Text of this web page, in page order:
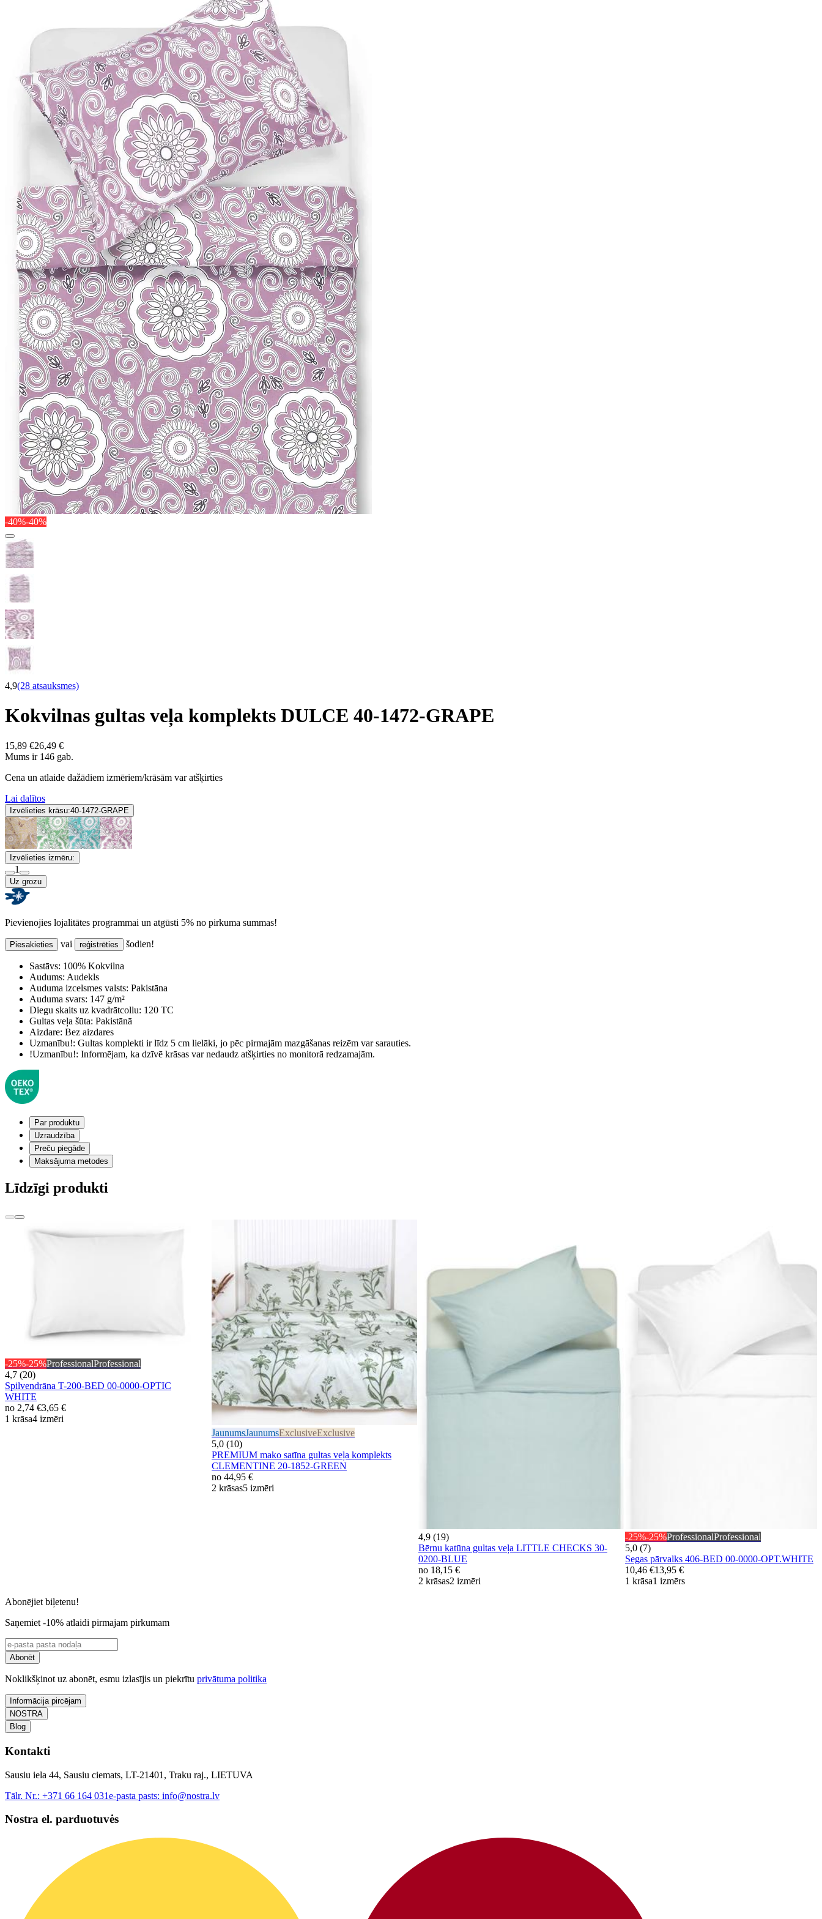
-40%-40%
4,9(28 atsauksmes)
Kokvilnas gultas veļa komplekts DULCE 40-1472-GRAPE
15,89 €26,49 €
Mums ir 146 gab.
Cena un atlaide dažādiem izmēriem/krāsām var atšķirties
Lai dalītos
Izvēlieties krāsu:40-1472-GRAPE
Izvēlieties izmēru:
1
Uz grozu
Pievienojies lojalitātes programmai un atgūsti 5% no pirkuma summas!
Piesakieties vai reģistrēties šodien!
Sastāvs: 100% Kokvilna
Audums: Audekls
Auduma izcelsmes valsts: Pakistāna
Auduma svars: 147 g/m²
Diegu skaits uz kvadrātcollu: 120 TC
Gultas veļa šūta: Pakistānā
Aizdare: Bez aizdares
Uzmanību!: Gultas komplekti ir līdz 5 cm lielāki, jo pēc pirmajām mazgāšanas reizēm var sarauties.
!Uzmanību!: Informējam, ka dzīvē krāsas var nedaudz atšķirties no monitorā redzamajām.
Par produktu
Uzraudzība
Preču piegāde
Maksājuma metodes
Līdzīgi produkti
-25%-25%ProfessionalProfessional
4,7 (20)
Spilvendrāna T-200-BED 00-0000-OPTIC
WHITE
no 2,74 €3,65 €
1 krāsa4 izmēri
JaunumsJaunumsExclusiveExclusive
5,0 (10)
PREMIUM mako satīna gultas veļa komplekts
CLEMENTINE 20-1852-GREEN
no 44,95 €
2 krāsas5 izmēri
4,9 (19)
Bērnu katūna gultas veļa LITTLE CHECKS 30-
0200-BLUE
no 18,15 €
2 krāsas2 izmēri
-25%-25%ProfessionalProfessional
5,0 (7)
Segas pārvalks 406-BED 00-0000-OPT.WHITE
10,46 €13,95 €
1 krāsa1 izmērs
Abonējiet biļetenu!
Saņemiet -10% atlaidi pirmajam pirkumam
Abonēt
Noklikšķinot uz abonēt, esmu izlasījis un piekrītu privātuma politika
Informācija pircējam
NOSTRA
Blog
Kontakti
Sausiu iela 44, Sausiu ciemats, LT-21401, Traku raj., LIETUVA
Tālr. Nr.: +371 66 164 031e-pasta pasts: info@nostra.lv
Nostra el. parduotuvės